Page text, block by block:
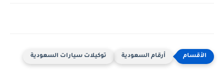
أرقام السعودية توكيلات سيارات السعودية